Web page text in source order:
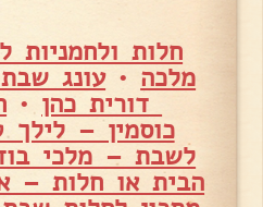
חלות
מלכה •עונג
דורית כהן •
כוסמין – לילך
לשבת – מלכי
הבית או חלות –